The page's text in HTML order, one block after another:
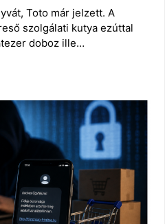
Toto már jelzett. A
szolgálati kutya ezúttal
doboz ille…